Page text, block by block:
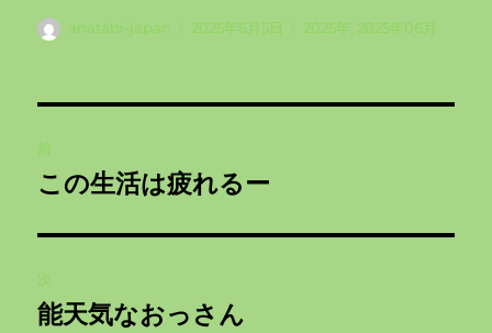
投
anatabi-japan
投
2025年6月5日
カ
2025年, 2025年06月
稿
ビ
ゲ
前
前
投
稿:
この生活は疲れるー
次
次
能天気なおっさん